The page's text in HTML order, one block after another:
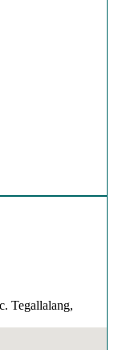
Tegallalang,